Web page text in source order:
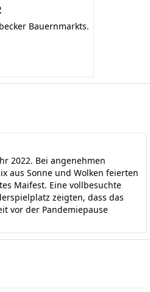
Bauernmarkts.
2022. Bei angenehmen
aus Sonne und Wolken feierten
Maifest. Eine vollbesuchte
zeigten, dass das
vor der Pandemiepause